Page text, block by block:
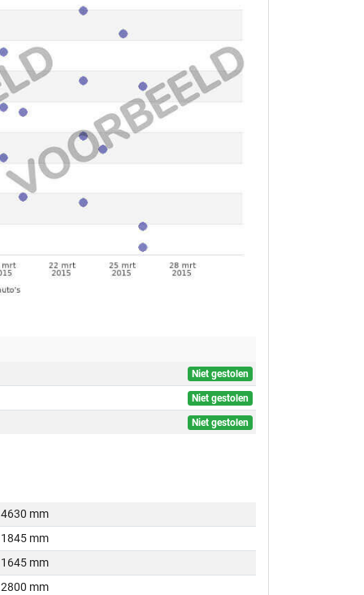
Niet gestolen
Niet gestolen
Niet gestolen
4630 mm
1845 mm
1645 mm
2800 mm